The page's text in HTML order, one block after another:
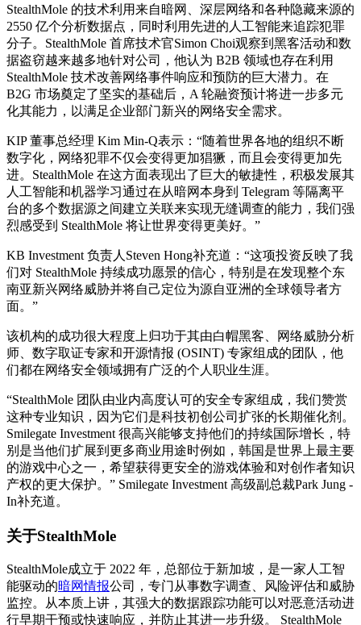
StealthMole 的技术利用来自暗网、深层网络和各种隐藏来源的
2550 亿个分析数据点，同时利用先进的人工智能来追踪犯罪
分子。StealthMole 首席技术官Simon Choi观察到黑客活动和数
据盗窃越来越多地针对公司，他认为 B2B 领域也存在利用
StealthMole 技术改善网络事件响应和预防的巨大潜力。在
B2G 市场奠定了坚实的基础后，A 轮融资预计将进一步多元
化其能力，以满足企业部门新兴的网络安全需求。
KIP 董事总经理 Kim Min-Q表示：“随着世界各地的组织不断
数字化，网络犯罪不仅会变得更加猖獗，而且会变得更加先
进。StealthMole 在这方面表现出了巨大的敏捷性，积极发展其
人工智能和机器学习通过在从暗网本身到 Telegram 等隔离平
台的多个数据源之间建立关联来实现无缝调查的能力，我们强
烈感受到 StealthMole 将让世界变得更美好。”
KB Investment 负责人Steven Hong补充道：“这项投资反映了我
们对 StealthMole 持续成功愿景的信心，特别是在发现整个东
南亚新兴网络威胁并将自己定位为源自亚洲的全球领导者方
面。”
该机构的成功很大程度上归功于其由白帽黑客、网络威胁分析
师、数字取证专家和开源情报 (OSINT) 专家组成的团队，他
们都在网络安全领域拥有广泛的个人职业生涯。
“StealthMole 团队由业内高度认可的安全专家组成，我们赞赏
这种专业知识，因为它们是科技初创公司扩张的长期催化剂。
Smilegate Investment 很高兴能够支持他们的持续国际增长，特
别是当他们扩展到更多商业用途时例如，韩国是世界上最主要
的游戏中心之一，希望获得更安全的游戏体验和对创作者知识
产权的更大保护。” Smilegate Investment 高级副总裁Park Jung -
In补充道。
关于StealthMole
StealthMole成立于 2022 年，总部位于新加坡，是一家人工智
能驱动的暗网情报公司，专门从事数字调查、风险评估和威胁
监控。从本质上讲，其强大的数据跟踪功能可以对恶意活动进
行早期干预或快速响应，并防止其进一步升级。 StealthMole